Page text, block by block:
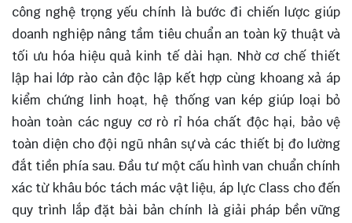
công nghệ trọng yếu chính là bước đi chiến lược giúp
doanh nghiệp nâng tầm tiêu chuẩn an toàn kỹ thuật và
tối ưu hóa hiệu quả kinh tế dài hạn. Nhờ cơ chế thiết
lập hai lớp rào cản độc lập kết hợp cùng khoang xả áp
kiểm chứng linh hoạt, hệ thống van kép giúp loại bỏ
hoàn toàn các nguy cơ rò rỉ hóa chất độc hại, bảo vệ
toàn diện cho đội ngũ nhân sự và các thiết bị đo lường
đắt tiền phía sau. Đầu tư một cấu hình van chuẩn chính
xác từ khâu bóc tách mác vật liệu, áp lực Class cho đến
quy trình lắp đặt bài bản chính là giải pháp bền vững